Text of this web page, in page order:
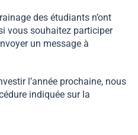
des étudiants n’ont
vous souhaitez participer
un message à
l’année prochaine, nous
indiquée sur la